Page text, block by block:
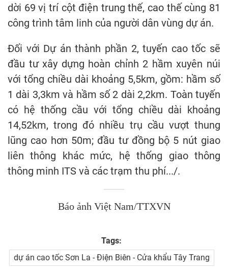
dời 69 vị trí cột điện trung thế, cao thế cùng 81
công trình tâm linh của người dân vùng dự án.
Đối với Dự án thành phần 2, tuyến cao tốc sẽ
đầu tư xây dựng hoàn chỉnh 2 hầm xuyên núi
với tổng chiều dài khoảng 5,5km, gồm: hầm số
1 dài 3,3km và hầm số 2 dài 2,2km. Toàn tuyến
có hệ thống cầu với tổng chiều dài khoảng
14,52km, trong đó nhiều trụ cầu vượt thung
lũng cao hơn 50m; đầu tư đồng bộ 5 nút giao
liên thông khác mức, hệ thống giao thông
thông minh ITS và các trạm thu phí.../.
Báo ảnh Việt Nam/TTXVN
Tags:
dự án cao tốc Sơn La - Điện Biên - Cửa khẩu Tây Trang